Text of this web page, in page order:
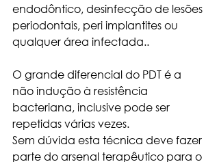
endodôntico, desinfecção de lesões
periodontais, peri implantites ou
qualquer área infectada..
O grande diferencial do PDT é a
não indução à resistência
bacteriana, inclusive pode ser
repetidas várias vezes.
Sem dúvida esta técnica deve fazer
parte do arsenal terapêutico para o